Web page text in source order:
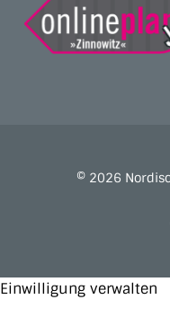
© 2026
Einwilligung verwalten